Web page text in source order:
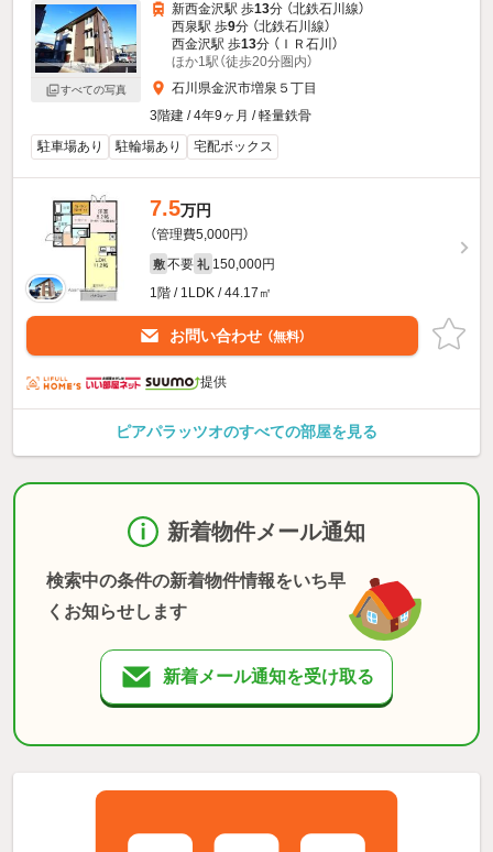
すべての写真
新西金沢駅 歩13分 （北鉄石川線）
西泉駅 歩9分 （北鉄石川線）
西金沢駅 歩13分 （ＩＲ石川）
ほか1駅（徒歩20分圏内）
石川県金沢市増泉５丁目
3階建 / 4年9ヶ月 / 軽量鉄骨
駐車場あり
駐輪場あり 宅配ボックス
7.5万円
（管理費5,000円）
敷 不要 礼 150,000円
1階 / 1LDK / 44.17㎡
お問い合わせ （無料）
提供
ピアパラッツオのすべての部屋を見る
新着物件メール通知
検索中の条件の新着物件情報をいち早
くお知らせします
新着メール通知を受け取る